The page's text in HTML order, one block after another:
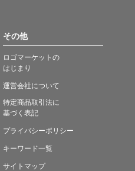
その他
ロゴマーケットの
はじまり
運営会社について
特定商品取引法に
基づく表記
プライバシーポリシー
キーワード一覧
サイトマップ